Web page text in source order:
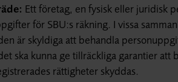
Ett företag, en fysisk eller juridisk
för SBU:s räkning. I vissa
är skyldiga att behandla
ska kunna ge tillräckliga garantier
rättigheter skyddas.